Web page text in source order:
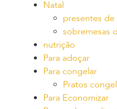
Natal
presentes
sobremesas
nutrição
Para adoçar
Para congelar
Pratos
Para Economizar